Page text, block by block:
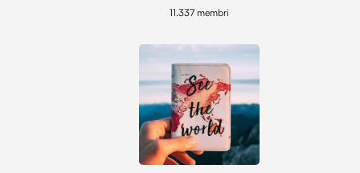
11.337 membri